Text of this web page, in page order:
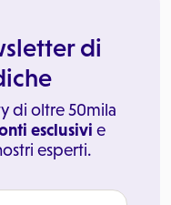
di
di oltre 50mila
esclusivi e
esperti.